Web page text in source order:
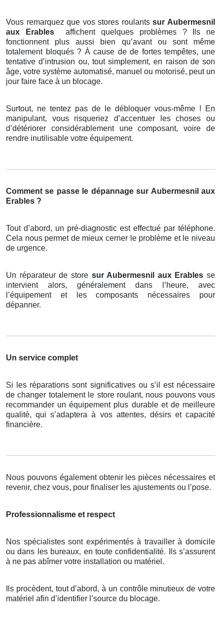
Vous remarquez que vos stores roulantssur Aubermesnil
aux Erables
affichent quelques problèmes ? Ils ne
fonctionnent plus aussi bien qu’avant ou sont même
totalement bloqués ? À cause de de fortes tempêtes, une
tentative d’intrusion ou, tout simplement, en raison de son
âge, votre système automatisé, manuel ou motorisé, peut un
jour faire face à un blocage.
Surtout, ne tentez pas de le débloquer vous-même ! En
manipulant, vous risqueriez d’accentuer les choses ou
d’détériorer considérablement une composant, voire de
rendre inutilisable votre équipement.
Comment se passe le dépannage sur Aubermesnil aux
Erables ?
Tout d’abord, un pré-diagnostic est effectué par téléphone.
Cela nous permet de mieux cerner le problème et le niveau
de urgence.
Un réparateur de store sur Aubermesnil aux Erables se
intervient alors, généralement dans l’heure, avec
l’équipement et les composants nécessaires pour
dépanner.
Un service complet
Si les réparations sont significatives ou s’il est nécessaire
de changer totalement le store roulant, nous pouvons vous
recommander un équipement plus durable et de meilleure
qualité, qui s’adaptera à vos attentes, désirs et capacité
financière.
Nous pouvons également obtenir les pièces nécessaires et
revenir, chez vous, pour finaliser les ajustements ou l’pose.
Professionnalisme et respect
Nos spécialistes sont expérimentés à travailler à domicile
ou dans les bureaux, en toute confidentialité. Ils s’assurent
à ne pas abîmer votre installation ou matériel.
Ils procèdent, tout d’abord, à un contrôle minutieux de votre
matériel afin d’identifier l’source du blocage.